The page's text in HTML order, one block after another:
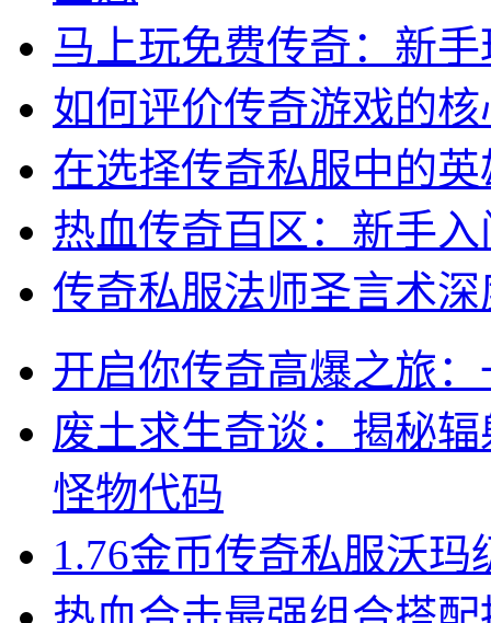
马上玩免费传奇：新
如何评价传奇游戏的
在选择传奇私服中的
热血传奇百区：新手
传奇私服法师圣言术
开启你传奇高爆之旅
废土求生奇谈：揭秘
怪物代码
1.76金币传奇私服沃